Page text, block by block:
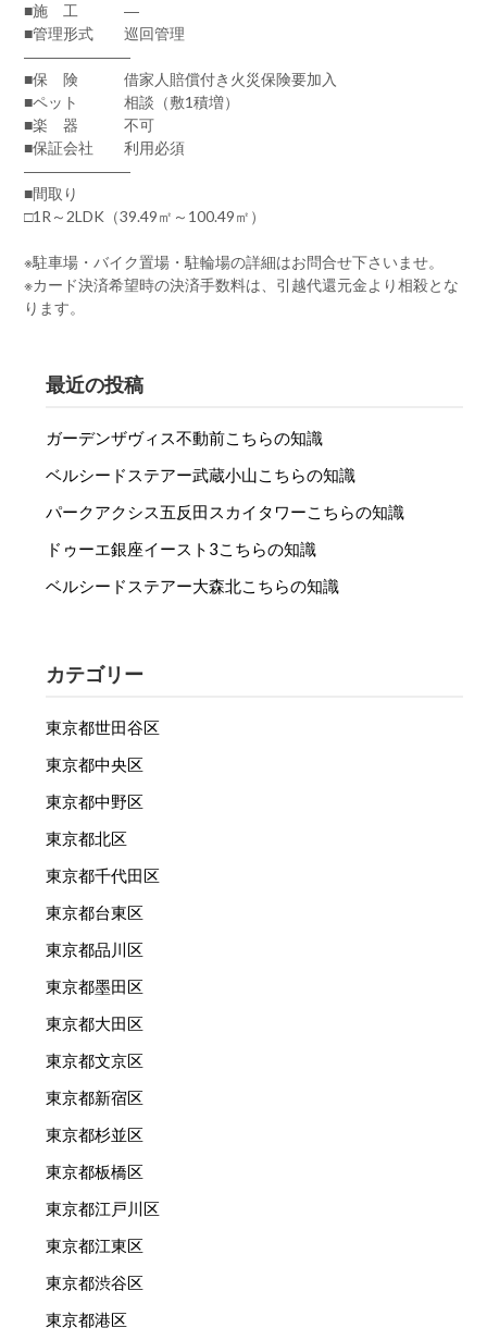
■施 工 ―
■管理形式 巡回管理
―――――――
■保 険 借家人賠償付き火災保険要加入
■ペット 相談（敷1積増）
■楽 器 不可
■保証会社 利用必須
―――――――
■間取り
□1R～2LDK（39.49㎡～100.49㎡）
※駐車場・バイク置場・駐輪場の詳細はお問合せ下さいませ。
※カード決済希望時の決済手数料は、引越代還元金より相殺とな
ります。
最近の投稿
ガーデンザヴィス不動前こちらの知識
ベルシードステアー武蔵小山こちらの知識
パークアクシス五反田スカイタワーこちらの知識
ドゥーエ銀座イースト3こちらの知識
ベルシードステアー大森北こちらの知識
カテゴリー
東京都世田谷区
東京都中央区
東京都中野区
東京都北区
東京都千代田区
東京都台東区
東京都品川区
東京都墨田区
東京都大田区
東京都文京区
東京都新宿区
東京都杉並区
東京都板橋区
東京都江戸川区
東京都江東区
東京都渋谷区
東京都港区